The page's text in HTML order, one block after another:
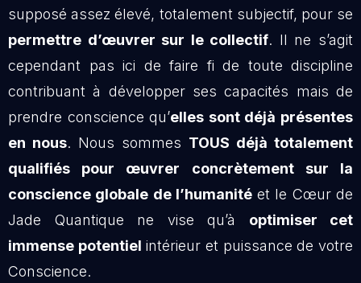
supposé assez élevé, totalement subjectif, pour se
permettre d’œuvrer sur le collectif. Il ne s’agit
cependant pas ici de faire fi de toute discipline
contribuant à développer ses capacités mais de
prendre conscience qu’elles sont déjà présentes
en nous. Nous sommes TOUS déjà totalement
qualifiés pour œuvrer concrètement sur la
conscience globale de l’humanitéet le Cœur de
Jade Quantique ne vise qu’à optimiser cet
immense potentiel intérieur et puissance de votre
Conscience.